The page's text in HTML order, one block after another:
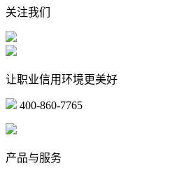
关注我们
让职业信用环境更美好
400-860-7765
产品与服务